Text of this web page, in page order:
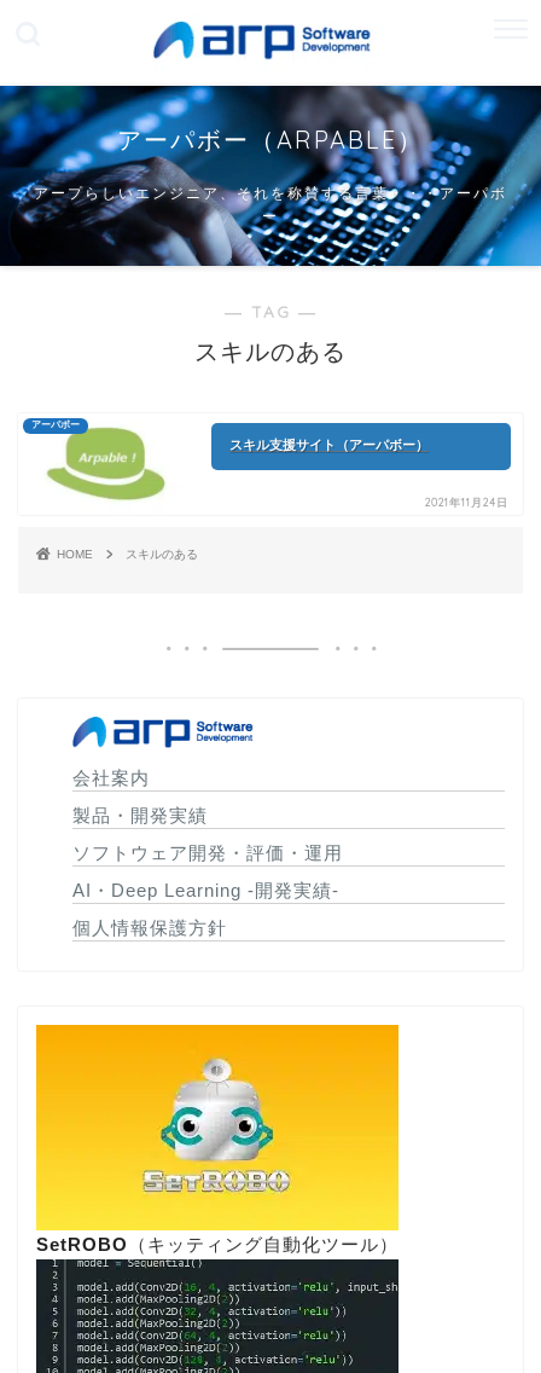
アーパボー（ARPABLE）
アープらしいエンジニア、それを称賛する言葉・・・アーパボ
ー
― TAG ―
スキルのある
アーパボー
スキル支援サイト（アーパボー）
2021年11月24日
HOME スキルのある
会社案内
製品・開発実績
ソフトウェア開発・評価・運用
AI・Deep Learning -開発実績-
個人情報保護方針
SetROBO （キッティング自動化ツール）